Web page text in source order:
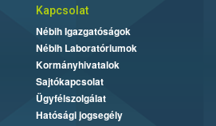
Kapcsolat
Nébih Igazgatóságok
Nébih Laboratóriumok
Kormányhivatalok
Sajtókapcsolat
Ügyfélszolgálat
Hatósági jogsegély